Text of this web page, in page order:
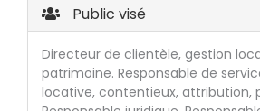
Public visé
Directeur de clientèle, gestion
patrimoine. Responsable de
locative, contentieux, attribution,